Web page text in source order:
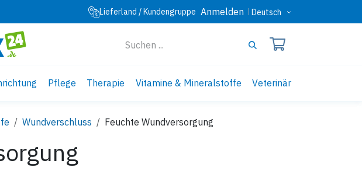
Lieferland / Kundengruppe Anmelden Deutsch
Pflege Therapie Vitamine & Mineralstoffe Veterinär
Wundverschluss Feuchte Wundversorgung